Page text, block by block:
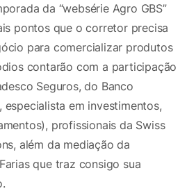
da “websérie Agro GBS”
pontos que o corretor precisa
para comercializar produtos
contarão com a participação
Seguros, do Banco
especialista em investimentos,
profissionais da Swiss
além da mediação da
que traz consigo sua